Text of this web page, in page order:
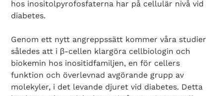
hos inositolpyrofosfaterna har på cellulär nivå vid
diabetes.
Genom ett nytt angreppssätt kommer våra studier
således att i β-cellen klargöra cellbiologin och
biokemin hos inositidfamiljen, en för cellers
funktion och överlevnad avgörande grupp av
molekyler, i det levande djuret vid diabetes. Detta